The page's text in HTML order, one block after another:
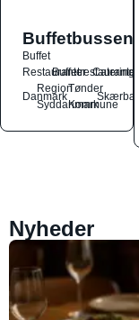
Buffetbussen
Buffet
Restauranter
Buffetrestauranter
Catering
Danmark
Region
Syddanmark
Tønder
Kommune
Skærbæk
Nyheder